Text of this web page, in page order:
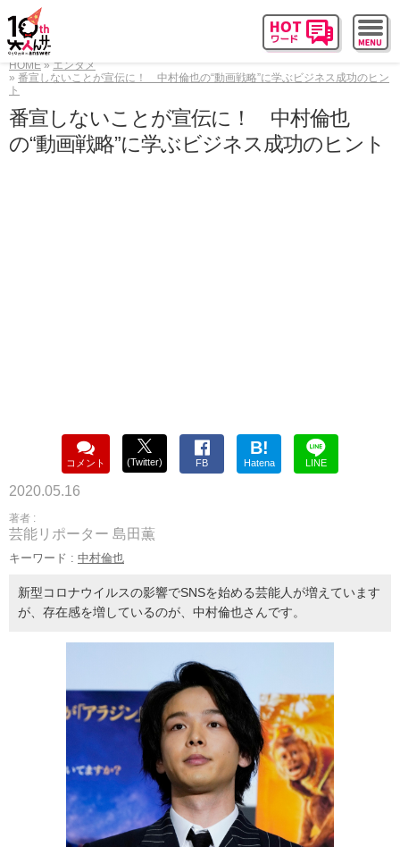
HOME
エンタメ
番宣しないことが宣伝に！ 中村倫也の“動画戦略”に学ぶビジネス成功のヒン
ト
番宣しないことが宣伝に！ 中村倫也
の“動画戦略”に学ぶビジネス成功のヒント
コメント (Twitter) FB
B!
Hatena LINE
2020.05.16
著者 :
芸能リポーター 島田薫
キーワード : 中村倫也
新型コロナウイルスの影響でSNSを始める芸能人が増えています
が、存在感を増しているのが、中村倫也さんです。